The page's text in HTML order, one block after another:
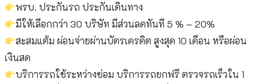
พรบ. ประกันรถ ประกันเดินทาง
มีให้เลือกกว่า 30 บริษัท มีส่วนลดทันที 5 % – 20%
สะสมแต้ม ผ่อนจ่ายผ่านบัตรเครดิต สูงสุด 10 เดือน หรือผ่อน
เงินสด
บริการรถใช้ระหว่างซ่อม บริการรถยกฟรี ตรวจรถเร็วใน 1